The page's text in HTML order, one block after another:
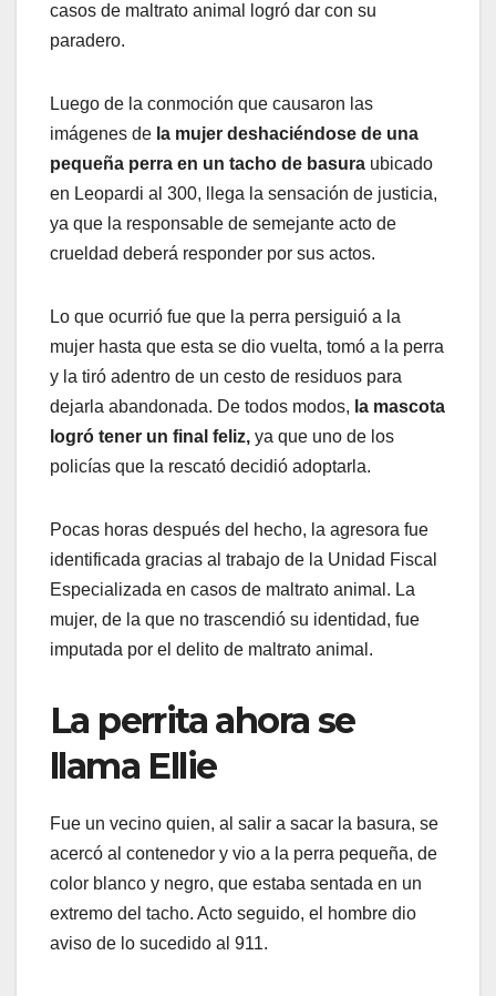
casos de maltrato animal logró dar con su
paradero.
Luego de la conmoción que causaron las
imágenes de la mujer deshaciéndose de una
pequeña perra en un tacho de basura ubicado
en Leopardi al 300, llega la sensación de justicia,
ya que la responsable de semejante acto de
crueldad deberá responder por sus actos.
Lo que ocurrió fue que la perra persiguió a la
mujer hasta que esta se dio vuelta, tomó a la perra
y la tiró adentro de un cesto de residuos para
dejarla abandonada. De todos modos, la mascota
logró tener un final feliz, ya que uno de los
policías que la rescató decidió adoptarla.
Pocas horas después del hecho, la agresora fue
identificada gracias al trabajo de la Unidad Fiscal
Especializada en casos de maltrato animal. La
mujer, de la que no trascendió su identidad, fue
imputada por el delito de maltrato animal.
La perrita ahora se
llama Ellie
Fue un vecino quien, al salir a sacar la basura, se
acercó al contenedor y vio a la perra pequeña, de
color blanco y negro, que estaba sentada en un
extremo del tacho. Acto seguido, el hombre dio
aviso de lo sucedido al 911.